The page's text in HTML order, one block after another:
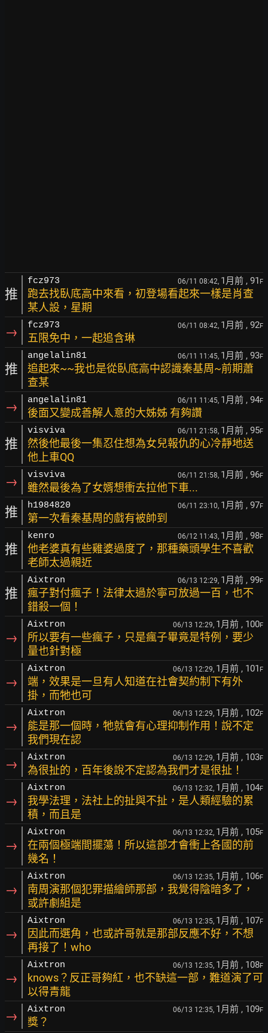
推
fcz973 06/11 08:42, 1月前 , 91 F
跑去找臥底高中來看，初登場看起來一樣是肖查
某人設，星期
→ fcz973 06/11 08:42, 1月前 , 92F
五限免中，一起追含琳
推
angelalin81 06/11 11:45, 1月前 , 93F
追起來~~我也是從臥底高中認識秦基周~前期蕭
查某
→ angelalin81 06/11 11:45, 1月前 , 94F
後面又變成善解人意的大姊姊 有夠讚
推
visviva 06/11 21:58, 1月前 , 95F
然後他最後一集忍住想為女兒報仇的心冷靜地送
他上車QQ
→ visviva 06/11 21:58, 1月前 , 96F
雖然最後為了女婿想衝去拉他下車...
推 h1984820 06/11 23:10, 1月前 , 97F
第一次看秦基周的戲有被帥到
推
kenro 06/12 11:43, 1月前 , 98F
他老婆真有些雞婆過度了，那種藥頭學生不喜歡
老師太過親近
推
Aixtron 06/13 12:29, 1月前 , 99F
瘋子對付瘋子！法律太過於寧可放過一百，也不
錯殺一個！
→
Aixtron 06/13 12:29, 1月前 , 100F
所以要有一些瘋子，只是瘋子畢竟是特例，要少
量也針對極
→
Aixtron 06/13 12:29, 1月前 , 101 F
端，效果是一旦有人知道在社會契約制下有外
掛，而牠也可
→
Aixtron 06/13 12:29, 1月前 , 102F
能是那一個時，牠就會有心理抑制作用！說不定
我們現在認
→ Aixtron 06/13 12:29, 1月前 , 103F
為很扯的，百年後說不定認為我們才是很扯！
→
Aixtron 06/13 12:32, 1月前 , 104F
我學法理，法社上的扯與不扯，是人類經驗的累
積，而且是
→
Aixtron 06/13 12:32, 1月前 , 105F
在兩個極端間擺蕩！所以這部才會衝上各國的前
幾名！
→
Aixtron 06/13 12:35, 1月前 , 106F
南周演那個犯罪描繪師那部，我覺得陰暗多了，
或許劇組是
→
Aixtron 06/13 12:35, 1月前 , 107F
因此而選角，也或許哥就是那部反應不好，不想
再接了！who
→
Aixtron 06/13 12:35, 1月前 , 108F
knows？反正哥夠紅，也不缺這一部，難道演了可
以得青龍
→ Aixtron 06/13 12:35, 1月前 , 109F
獎？